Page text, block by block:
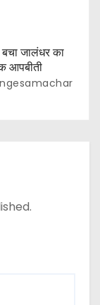
जालंधर का
आपबीती